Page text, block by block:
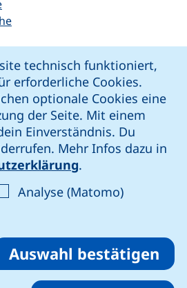
technisch funktioniert,
erforderliche Cookies.
optionale Cookies eine
der Seite. Mit einem
Einverständnis. Du
Mehr Infos dazu in
.
Cookies akzeptieren
Analyse (Matomo)Analyse-
von Drittanbieter
Auswahl bestätigen
(öffnet Ihr E-Mail-Programm)
(externer Link, öffnet neues
Seite (externer Link, öffnet
Seite (externer Link,
YouTube-Seite (externer